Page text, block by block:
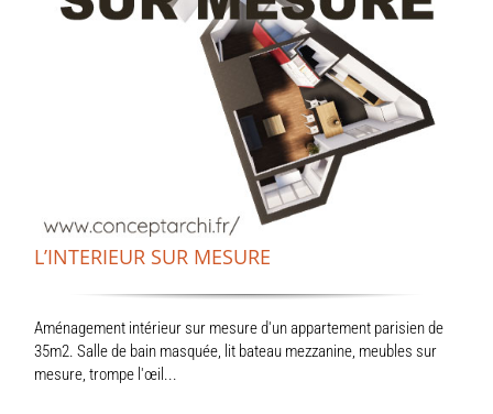
L’INTERIEUR SUR MESURE
Aménagement intérieur sur mesure d'un appartement parisien de
35m2. Salle de bain masquée, lit bateau mezzanine, meubles sur
mesure, trompe l'œil...